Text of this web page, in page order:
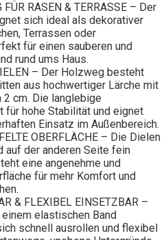
FÜR RASEN & TERRASSE – Der
sich ideal als dekorativer
Terrassen oder
für einen sauberen und
rund ums Haus.
– Der Holzweg besteht
aus hochwertiger Lärche mit
cm. Die langlebige
für hohe Stabilität und eignet
Einsatz im Außenbereich.
OBERFLÄCHE – Die Dielen
auf der anderen Seite fein
eine angenehme und
für mehr Komfort und
& FLEXIBEL EINSETZBAR –
elastischen Band
schnell ausrollen und flexibel